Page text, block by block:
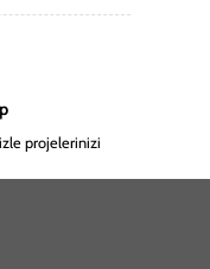
projelerinizi